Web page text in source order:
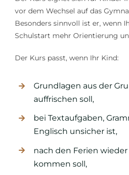
vor dem Wechsel auf das
Besonders sinnvoll ist er, wenn
Schulstart mehr Orientierung
Der Kurs passt, wenn Ihr Kind:
Grundlagen aus der
auffrischen soll,
bei Textaufgaben,
Englisch unsicher ist,
nach den Ferien
kommen soll,